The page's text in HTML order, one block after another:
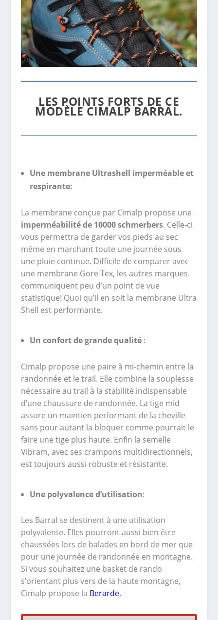
LES POINTS FORTS DE CE
MODÈLE CIMALP BARRAL.
Une membrane Ultrashell imperméable et
respirante:
La membrane conçue par Cimalp propose une
imperméabilité de 10000 schmerbers. Celle-ci
vous permettra de garder vos pieds au sec
même en marchant toute une journée sous
une pluie continue. Difficile de comparer avec
une membrane Gore Tex, les autres marques
communiquent peu d’un point de vue
statistique! Quoi qu’il en soit la membrane Ultra
Shell est performante.
Un confort de grande qualité:
Cimalp propose une paire à mi-chemin entre la
randonnée et le trail. Elle combine la souplesse
nécessaire au trail à la stabilité indispensable
d’une chaussure de randonnée. La tige mid
assure un maintien performant de la cheville
sans pour autant la bloquer comme pourrait le
faire une tige plus haute. Enfin la semelle
Vibram, avec ses crampons multidirectionnels,
est toujours aussi robuste et résistante.
Une polyvalence d’utilisation:
Les Barral se destinent à une utilisation
polyvalente. Elles pourront aussi bien être
chaussées lors de balades en bord de mer que
pour une journée de randonnée en montagne.
Si vous souhaitez une basket de rando
s’orientant plus vers de la haute montagne,
Cimalp propose la Berarde.